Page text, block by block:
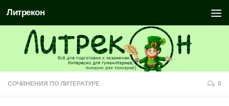
Литрекон
СОЧИНЕНИЯ ПО ЛИТЕРАТУРЕ 0